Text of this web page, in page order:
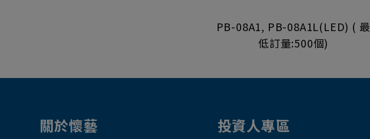
PB-08A1, PB-08A1L(LED) ( 最
低訂量:500個)
關於懷藝
投資人專區